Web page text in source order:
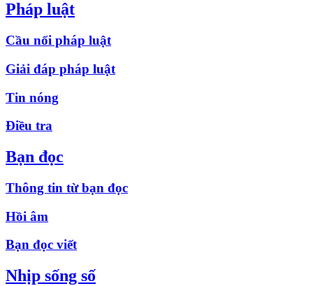
Pháp luật
Cầu nối pháp luật
Giải đáp pháp luật
Tin nóng
Điều tra
Bạn đọc
Thông tin từ bạn đọc
Hồi âm
Bạn đọc viết
Nhịp sống số